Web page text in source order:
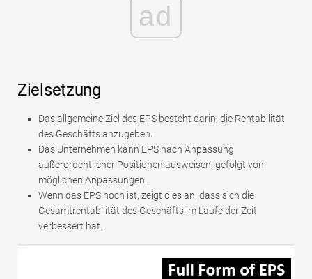
ad
Zielsetzung
Das allgemeine Ziel des EPS besteht darin, die Rentabilität
des Geschäfts anzugeben.
Das Unternehmen kann EPS nach Anpassung
außerordentlicher Positionen ausweisen, gefolgt von
möglichen Anpassungen.
Wenn das EPS hoch ist, zeigt dies an, dass sich die
Gesamtrentabilität des Geschäfts im Laufe der Zeit
verbessert hat.